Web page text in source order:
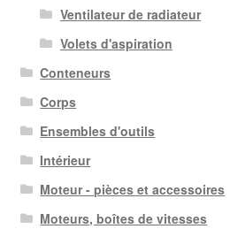
Ventilateur de radiateur
Volets d'aspiration
Conteneurs
Corps
Ensembles d'outils
Intérieur
Moteur - pièces et accessoires
Moteurs, boîtes de vitesses